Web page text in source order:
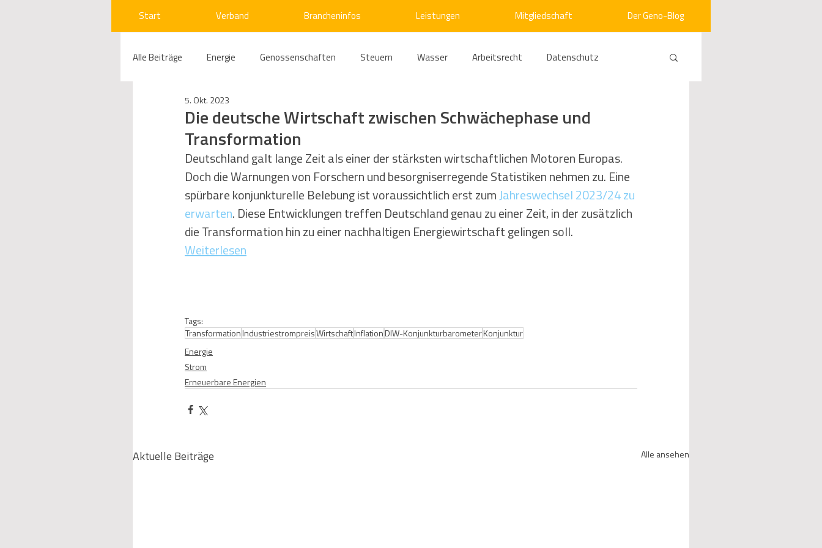
Start Verband Brancheninfos Leistungen Mitgliedschaft Der Geno-Blog
Alle Beiträge Energie Genossenschaften Steuern Wasser Arbeitsrecht Datenschutz
Compliance Gas
Beihilfenrecht Kraftwerke Kälte Verkehr Entsorgung/Abfall Umweltrecht Vergabe
Regulierung Wettbewerbs- und Kartellrecht Europarecht Wirtschafts- und Handelsrecht Kommunen
Telekommunikation
Die deutsche Wirtschaft zwischen Schwächephase und
Transformation
5. Okt. 2023
Deutschland galt lange Zeit als einer der stärksten wirtschaftlichen Motoren Europas.
Doch die Warnungen von Forschern und besorgniserregende Statistiken nehmen zu. Eine
spürbare konjunkturelle Belebung ist voraussichtlich erst zum Jahreswechsel 2023/24 zu
erwarten. Diese Entwicklungen treffen Deutschland genau zu einer Zeit, in der zusätzlich
die Transformation hin zu einer nachhaltigen Energiewirtschaft gelingen soll.
Weiterlesen
Tags:
TransformationIndustriestrompreisWirtschaftInflationDIW-KonjunkturbarometerKonjunktur
Energie
Strom
Erneuerbare Energien
Aktuelle Beiträge Alle ansehen